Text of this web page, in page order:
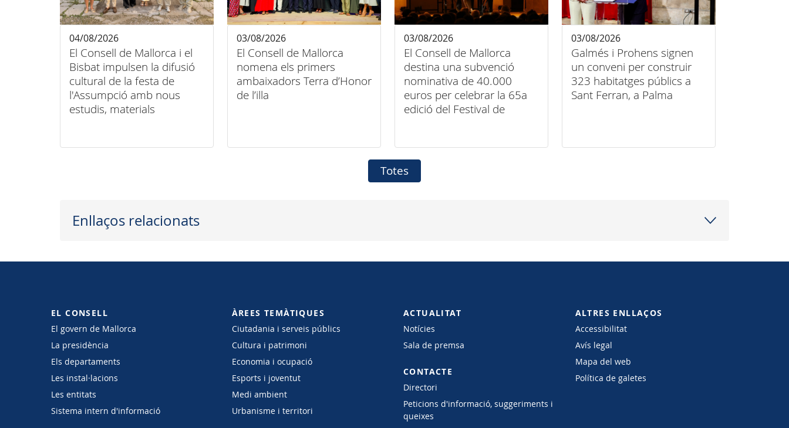
El Consell de Mallorca i el
Bisbat impulsen la difusió
cultural de la festa de
l'Assumpció amb nous
estudis, materials
04/08/2026
El Consell de Mallorca
nomena els primers
ambaixadors Terra d’Honor
de l’illa
03/08/2026
El Consell de Mallorca
destina una subvenció
nominativa de 40.000
euros per celebrar la 65a
edició del Festival de
03/08/2026
Galmés i Prohens signen
un conveni per construir
323 habitatges públics a
Sant Ferran, a Palma
03/08/2026
Totes
Enllaços relacionats
EL CONSELL
El govern de Mallorca
La presidència
Els departaments
Les instal·lacions
Les entitats
Sistema intern d'informació
ÀREES TEMÀTIQUES
Ciutadania i serveis públics
Cultura i patrimoni
Economia i ocupació
Esports i joventut
Medi ambient
Urbanisme i territori
ACTUALITAT
Notícies
Sala de premsa
CONTACTE
Directori
Peticions d'informació, suggeriments i
queixes
ALTRES ENLLAÇOS
Accessibilitat
Avís legal
Mapa del web
Política de galetes